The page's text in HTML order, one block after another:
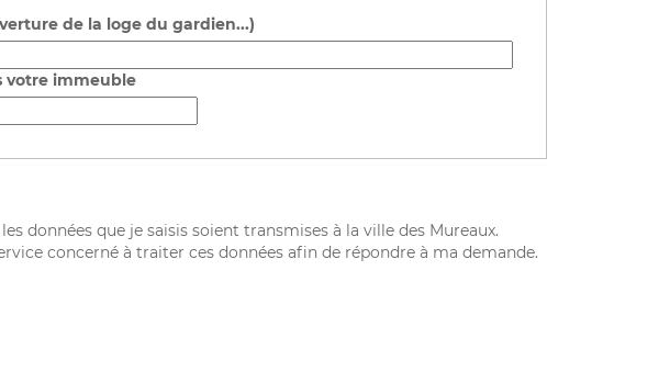
de la loge du gardien...)
votre immeuble
données que je saisis soient transmises à la ville des Mureaux.
concerné à traiter ces données afin de répondre à ma demande.